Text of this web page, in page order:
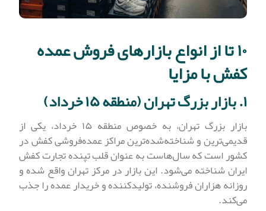
۱۰ تا از انواع بازارهای فروش عمده
کفش با مزایا
۱. بازار بزرگ تهران (منطقه ۱۵ خرداد)
بازار بزرگ تهران، به خصوص منطقه ۱۵ خرداد، یکی از
قدیمی‌ترین و شناخته‌شده‌ترین مراکز عمده‌فروشی کفش در
کشور است که سال‌هاست به عنوان قلب تپنده تجارت کفش
ایران شناخته می‌شود. این بازار در مرکز تهران واقع شده و
روزانه هزاران فروشنده، تولیدکننده و خریدار عمده را جذب
می‌کند.